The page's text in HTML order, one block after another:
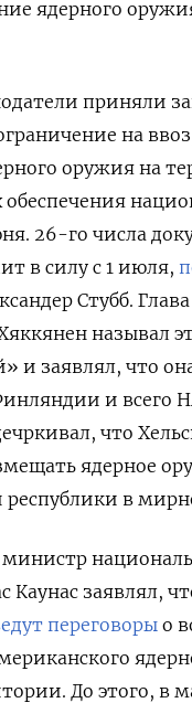
ядерного
приняли
на
оружия на
обеспечения
26-го числа
в силу с 1 июля,
Стубб.
называл
и заявлял, что
и всего
что
ядерное
республики в
Каунас заявлял,
переговоры о
До этого, в